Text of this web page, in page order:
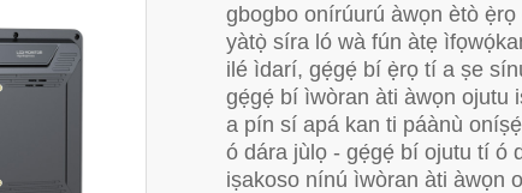
gbogbo onírúurú àwọn ètò
yàtọ̀ síra ló wà fún àtẹ
ilé ìdarí, gẹ́gẹ́ bí ẹ̀rọ tí a ṣe
gẹ́gẹ́ bí ìwòran àti àwọn ojutu
a pín sí apá kan ti páànù
ó dára jùlọ - gẹ́gẹ́ bí ojutu tí ó
iṣakoso nínú ìwòran àti àwọn